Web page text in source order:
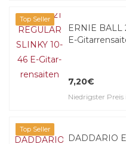
Top Seller
ERNIE BALL
E-
7,20€
Niedrigster
Top Seller
DADDARIO